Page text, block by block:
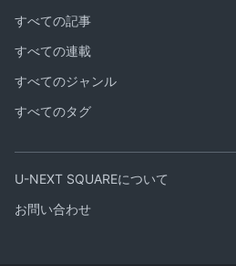
すべての記事
すべての連載
すべてのジャンル
すべてのタグ
U-NEXT SQUAREについて
お問い合わせ